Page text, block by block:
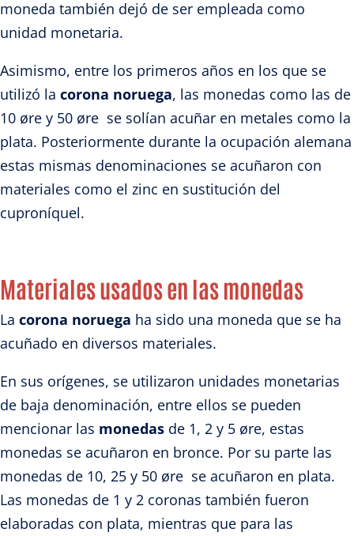
moneda también dejó de ser empleada como
unidad monetaria.
Asimismo, entre los primeros años en los que se
utilizó la corona noruega, las monedas como las de
10 øre y 50 øre se solían acuñar en metales como la
plata. Posteriormente durante la ocupación alemana
estas mismas denominaciones se acuñaron con
materiales como el zinc en sustitución del
cuproníquel.
Materiales usados en las monedas
La corona noruega ha sido una moneda que se ha
acuñado en diversos materiales.
En sus orígenes, se utilizaron unidades monetarias
de baja denominación, entre ellos se pueden
mencionar las monedas de 1, 2 y 5 øre, estas
monedas se acuñaron en bronce. Por su parte las
monedas de 10, 25 y 50 øre se acuñaron en plata.
Las monedas de 1 y 2 coronas también fueron
elaboradas con plata, mientras que para las